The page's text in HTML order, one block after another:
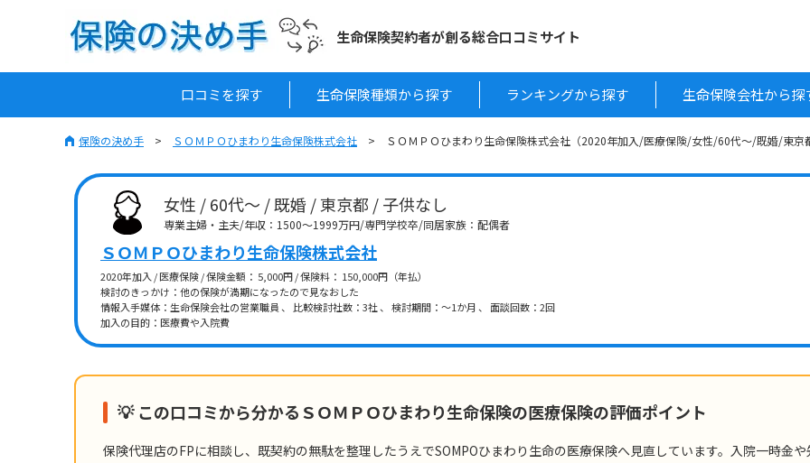
生命保険契約者が創る総合口コミサイト
口コミを探す 生命保険種類から探す ランキングから探す 生命保険会社から探
保険の決め手 ＳＯＭＰＯひまわり生命保険株式会社 ＳＯＭＰＯひまわり生命保険株式会社（2020年加入/医療保険/女性/60代～/既婚/東京
女性 / 60代～ / 既婚 / 東京都 / 子供なし
専業主婦・主夫/年収：1500～1999万円/専門学校卒/同居家族：配偶者
ＳＯＭＰＯひまわり生命保険株式会社
2020年加入 / 医療保険 / 保険金額： 5,000円 / 保険料： 150,000円（年払）
検討のきっかけ：他の保険が満期になったので見なおした
情報入手媒体：生命保険会社の営業職員 、 比較検討社数：3社 、 検討期間：～1か月 、 面談回数：2回
加入の目的：医療費や入院費
💡 この口コミから分かるＳＯＭＰＯひまわり生命保険の医療保険の評価ポイント
保険代理店のFPに相談し、既契約の無駄を整理したうえでSOMPOひまわり生命の医療保険へ見直しています。入院一時金や